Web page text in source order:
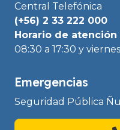
Central Telefónica
(+56) 2 33 222 000
Horario de
08:30 a 17:30 y
Emergencias
Seguridad Pública